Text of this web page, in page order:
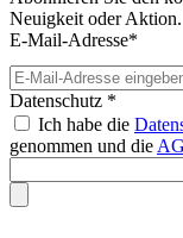
Neuigkeit oder Aktion.
E-Mail-Adresse*
Datenschutz *
Ich habe die
genommen und die